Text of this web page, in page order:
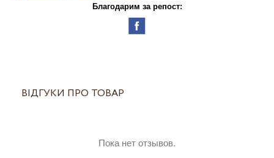
Благодарим за репост:
ВІДГУКИ ПРО ТОВАР
Пока нет отзывов.